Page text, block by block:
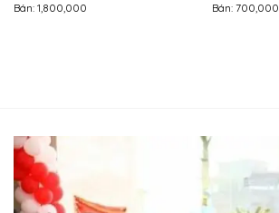
Bán: 1,800,000
Bán: 700,000